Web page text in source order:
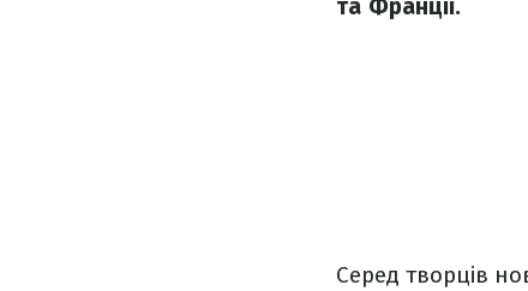
та Франції.
Серед творців